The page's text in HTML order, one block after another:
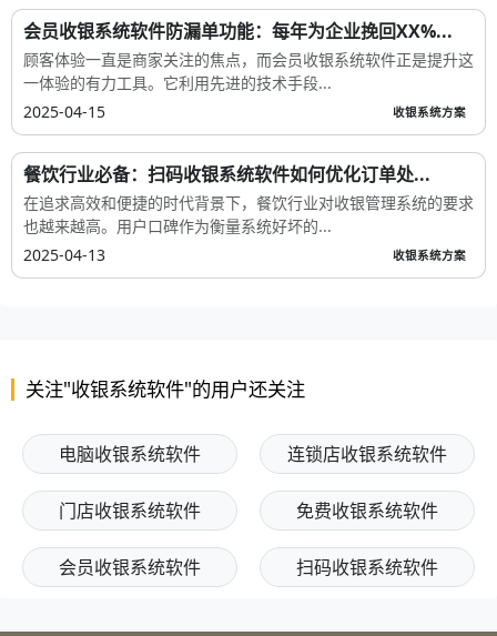
会员收银系统软件防漏单功能：每年为企业挽回XX%...
顾客体验一直是商家关注的焦点，而会员收银系统软件正是提升这
一体验的有力工具。它利用先进的技术手段...
2025-04-15
收银系统方案
餐饮行业必备：扫码收银系统软件如何优化订单处...
在追求高效和便捷的时代背景下，餐饮行业对收银管理系统的要求
也越来越高。用户口碑作为衡量系统好坏的...
2025-04-13
收银系统方案
关注"收银系统软件"的用户还关注
电脑收银系统软件 连锁店收银系统软件
门店收银系统软件 免费收银系统软件
会员收银系统软件 扫码收银系统软件